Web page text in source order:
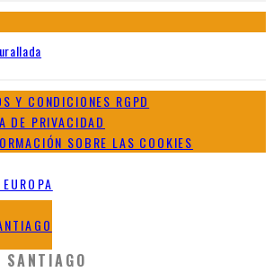
Y CONDICIONES RGPD
DE PRIVACIDAD
SOBRE LAS COOKIES
SANTIAGO